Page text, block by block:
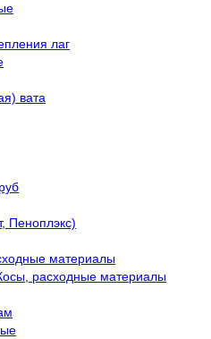
лаг
вата
Пеноплэкс)
материалы
расходные материалы